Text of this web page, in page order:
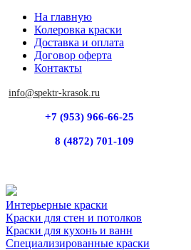
На главную
Колеровка краски
Доставка и оплата
Договор оферта
Контакты
info@spektr-krasok.ru
+7 (953) 966-66-25
8 (4872) 701-109
Интерьерные краски
Краски для стен и потолков
Краски для кухонь и ванн
Специализированные краски